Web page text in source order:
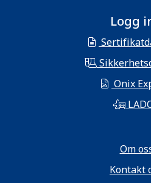
Logg
Onix
Om
Kontakt